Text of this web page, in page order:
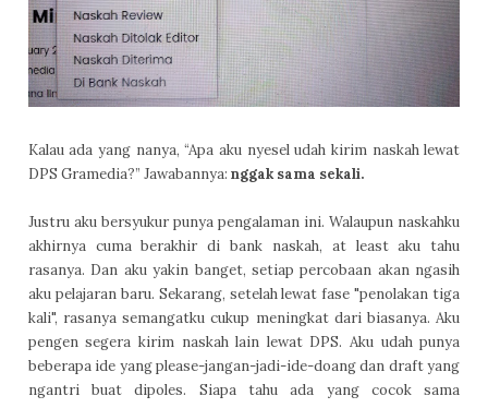
Kalau ada yang nanya, “Apa aku nyesel udah kirim naskah lewat
DPS Gramedia?” Jawabannya: nggak sama sekali.
Justru aku bersyukur punya pengalaman ini. Walaupun naskahku
akhirnya cuma berakhir di bank naskah, at least aku tahu
rasanya. Dan aku yakin banget, setiap percobaan akan ngasih
aku pelajaran baru. Sekarang, setelah lewat fase "penolakan tiga
kali", rasanya semangatku cukup meningkat dari biasanya. Aku
pengen segera kirim naskah lain lewat DPS. Aku udah punya
beberapa ide yang please-jangan-jadi-ide-doang dan draft yang
ngantri buat dipoles. Siapa tahu ada yang cocok sama